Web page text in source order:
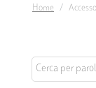
diHome